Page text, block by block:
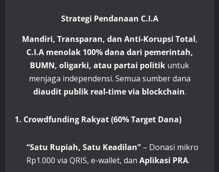
Strategi Pendanaan C.I.A
Mandiri, Transparan, dan Anti-Korupsi Total,
C.I.A menolak 100% dana dari pemerintah,
BUMN, oligarki, atau partai politik untuk
menjaga independensi. Semua sumber dana
diaudit publik real-time via blockchain.
1. Crowdfunding Rakyat (60% Target Dana)
“Satu Rupiah, Satu Keadilan” – Donasi mikro
Rp1.000 via QRIS, e-wallet, dan Aplikasi PRA.